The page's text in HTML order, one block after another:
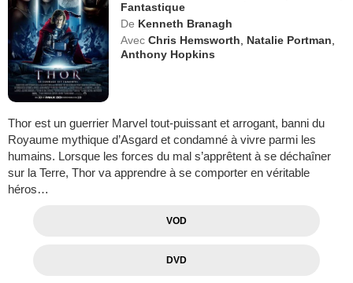
Fantastique
De Kenneth Branagh
Avec Chris Hemsworth Natalie Portman
Anthony Hopkins
Thor est un guerrier Marvel tout-puissant et arrogant, banni du
Royaume mythique d’Asgard et condamné à vivre parmi les
humains. Lorsque les forces du mal s’apprêtent à se déchaîner
sur la Terre, Thor va apprendre à se comporter en véritable
héros…
VOD
DVD